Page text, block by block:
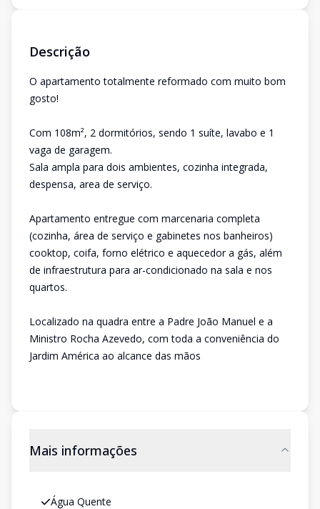
Descrição
O apartamento totalmente reformado com muito bom
gosto!
Com 108m², 2 dormitórios, sendo 1 suíte, lavabo e 1
vaga de garagem.
Sala ampla para dois ambientes, cozinha integrada,
despensa, area de serviço.
Apartamento entregue com marcenaria completa
(cozinha, área de serviço e gabinetes nos banheiros)
cooktop, coifa, forno elétrico e aquecedor a gás, além
de infraestrutura para ar-condicionado na sala e nos
quartos.
Localizado na quadra entre a Padre João Manuel e a
Ministro Rocha Azevedo, com toda a conveniência do
Jardim América ao alcance das mãos
Mais informações
Água Quente